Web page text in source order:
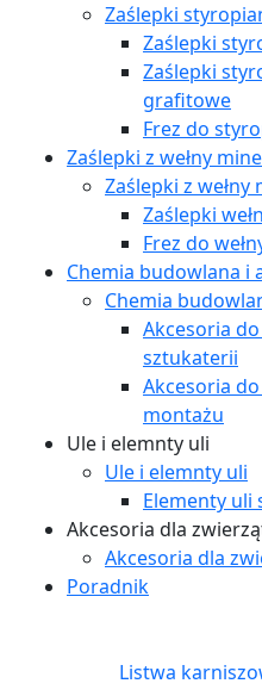
Zaślepki
Zaślepki
Zaślepki
grafitowe
Frez do
Zaślepki z wełny
Zaślepki z wełny
Zaślepki
Frez do
Chemia budowlana i
Chemia
Akcesoria
sztukaterii
Akcesoria do
montażu
Ule i elemnty uli
Ule i elemnty uli
Elementy
Akcesoria dla
Akcesoria dla
Poradnik
Listwa